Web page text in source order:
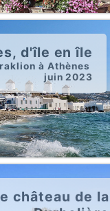
d'île en île
à Athènes
juin 2023
château de la